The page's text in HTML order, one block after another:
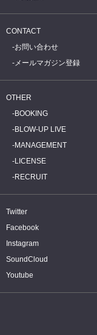
CONTACT
お問い合わせ
メールマガジン登録
OTHER
BOOKING
BLOW-UP LIVE
MANAGEMENT
LICENSE
RECRUIT
Twitter
Facebook
Instagram
SoundCloud
Youtube